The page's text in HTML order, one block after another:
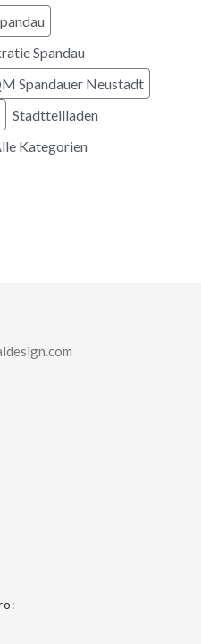
Spandau
Spandauer Neustadt
Stadtteilladen
Kategorien